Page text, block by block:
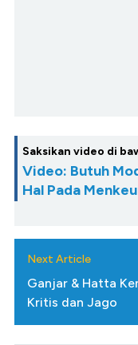
Saksikan video di
Video: Butuh
Hal Pada
Next Article
Ganjar & Hatta
Kritis dan Jago